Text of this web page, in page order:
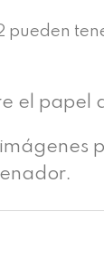
pueden
el papel